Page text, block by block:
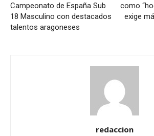
Campeonato de España Sub
18 Masculino con destacados
talentos aragoneses
como
exige
redaccion